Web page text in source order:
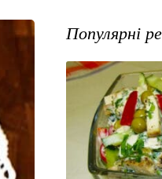
Популярні